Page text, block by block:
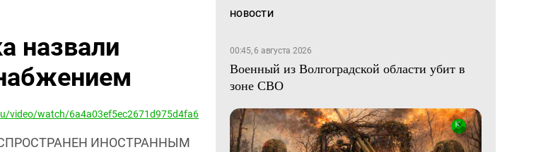
назвали
ИНОСТРАННЫМ
НОВОСТИ
00:45, 6 августа 2026
Военный из Волгоградской области убит в
зоне СВО